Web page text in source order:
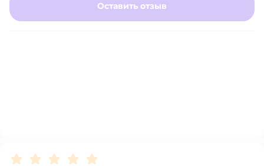
Оставить отзыв
Рейтинг:5